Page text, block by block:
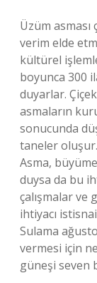
Üzüm
verim elde
kültürel
boyunca 300
duyarlar.
asmaların
sonucunda
taneler
Asma,
duysa da bu
çalışmalar ve
ihtiyacı
Sulama
vermesi için
güneşi seven